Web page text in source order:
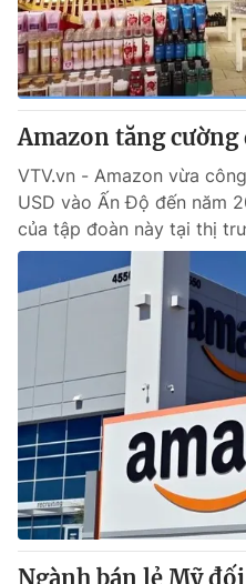
Amazon tăng
VTV.vn - Amazon vừa
USD vào Ấn Độ đến năm
của tập đoàn này tại thị
Ngành bán lẻ Mỹ